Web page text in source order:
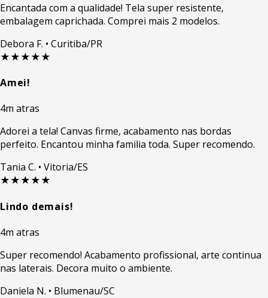
Encantada com a qualidade! Tela super resistente,
embalagem caprichada. Comprei mais 2 modelos.
Debora F. • Curitiba/PR
★★★★★
Amei!
4m atras
Adorei a tela! Canvas firme, acabamento nas bordas
perfeito. Encantou minha familia toda. Super recomendo.
Tania C. • Vitoria/ES
★★★★★
Lindo demais!
4m atras
Super recomendo! Acabamento profissional, arte continua
nas laterais. Decora muito o ambiente.
Daniela N. • Blumenau/SC